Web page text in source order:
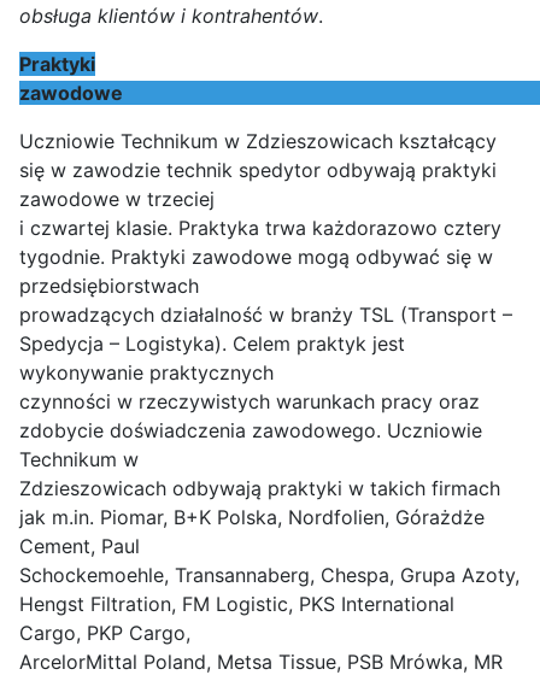
obsługa klientów i kontrahentów.
Praktyki
Uczniowie Technikum w Zdzieszowicach kształcący
się w zawodzie technik spedytor odbywają praktyki
zawodowe w trzeciej
i czwartej klasie. Praktyka trwa każdorazowo cztery
tygodnie. Praktyki zawodowe mogą odbywać się w
przedsiębiorstwach
prowadzących działalność w branży TSL (Transport –
Spedycja – Logistyka). Celem praktyk jest
wykonywanie praktycznych
czynności w rzeczywistych warunkach pracy oraz
zdobycie doświadczenia zawodowego. Uczniowie
Technikum w
Zdzieszowicach odbywają praktyki w takich firmach
jak m.in. Piomar, B+K Polska, Nordfolien, Górażdże
Cement, Paul
Schockemoehle, Transannaberg, Chespa, Grupa Azoty,
Hengst Filtration, FM Logistic, PKS International
Cargo, PKP Cargo,
ArcelorMittal Poland, Metsa Tissue, PSB Mrówka, MR